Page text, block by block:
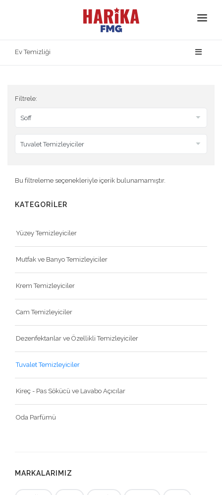
Anasayfa
Ürün Güvenliği
İletişim
Ev Temizliği
Filtrele:
Bu filtreleme seçenekleriyle içerik bulunamamıştır.
KATEGORİLER
Yüzey Temizleyiciler
Mutfak ve Banyo Temizleyiciler
Krem Temizleyiciler
Cam Temizleyiciler
Dezenfektanlar ve Özellikli Temizleyiciler
Tuvalet Temizleyiciler
Kireç - Pas Sökücü ve Lavabo Açıcılar
Oda Parfümü
MARKALARIMIZ